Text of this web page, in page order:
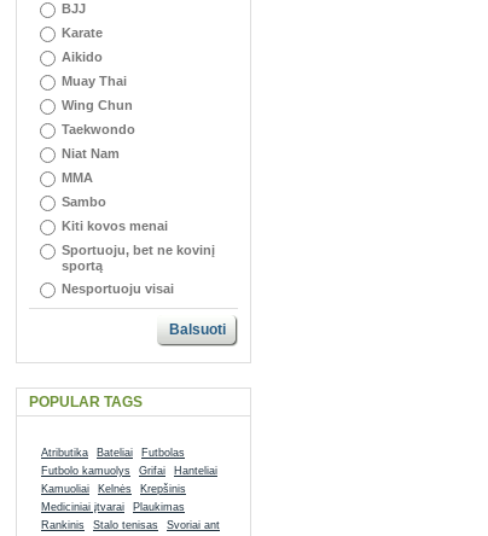
BJJ
Karate
Aikido
Muay Thai
Wing Chun
Taekwondo
Niat Nam
MMA
Sambo
Kiti kovos menai
Sportuoju, bet ne kovinį
sportą
Nesportuoju visai
Balsuoti
POPULAR TAGS
Atributika Bateliai
Futbolas
Futbolo kamuolys
Grifai
Hanteliai
Kamuoliai
Kelnės
Krepšinis
Mediciniai įtvarai
Plaukimas
Rankinis
Stalo tenisas
Svoriai ant